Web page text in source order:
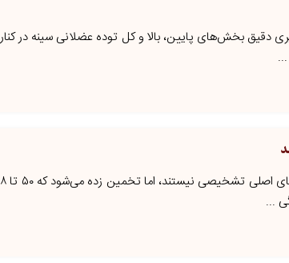
دقیق بخش‌های پایین، بالا و کل توده عضلانی سینه در
...